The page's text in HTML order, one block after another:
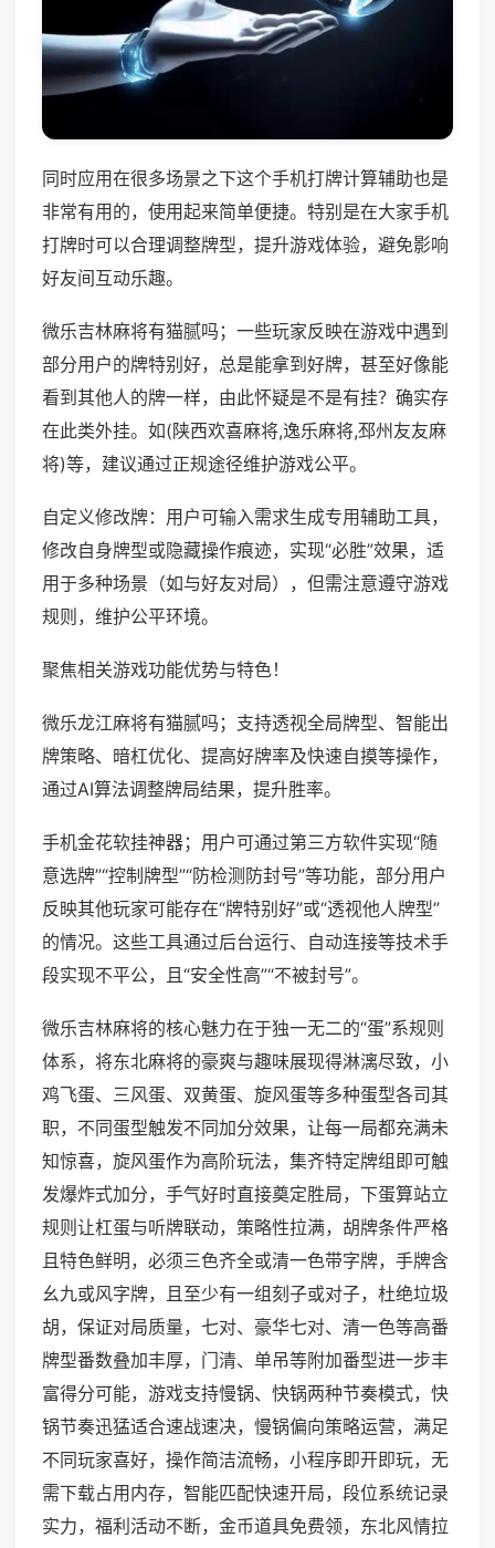
同时应用在很多场景之下这个手机打牌计算辅助也是
非常有用的，使用起来简单便捷。特别是在大家手机
打牌时可以合理调整牌型，提升游戏体验，避免影响
好友间互动乐趣。
微乐吉林麻将有猫腻吗；一些玩家反映在游戏中遇到
部分用户的牌特别好，总是能拿到好牌，甚至好像能
看到其他人的牌一样，由此怀疑是不是有挂？确实存
在此类外挂。如(陕西欢喜麻将,逸乐麻将,邳州友友麻
将)等，建议通过正规途径维护游戏公平。
自定义修改牌：用户可输入需求生成专用辅助工具，
修改自身牌型或隐藏操作痕迹，实现“必胜”效果，适
用于多种场景（如与好友对局），但需注意遵守游戏
规则，维护公平环境。
聚焦相关游戏功能优势与特色！
微乐龙江麻将有猫腻吗；支持透视全局牌型、智能出
牌策略、暗杠优化、提高好牌率及快速自摸等操作，
通过AI算法调整牌局结果，提升胜率。
手机金花软挂神器；用户可通过第三方软件实现“随
意选牌”“控制牌型”“防检测防封号”等功能，部分用户
反映其他玩家可能存在“牌特别好”或“透视他人牌型”
的情况。这些工具通过后台运行、自动连接等技术手
段实现不平公，且“安全性高”“不被封号”。
微乐吉林麻将的核心魅力在于独一无二的“蛋”系规则
体系，将东北麻将的豪爽与趣味展现得淋漓尽致，小
鸡飞蛋、三风蛋、双黄蛋、旋风蛋等多种蛋型各司其
职，不同蛋型触发不同加分效果，让每一局都充满未
知惊喜，旋风蛋作为高阶玩法，集齐特定牌组即可触
发爆炸式加分，手气好时直接奠定胜局，下蛋算站立
规则让杠蛋与听牌联动，策略性拉满，胡牌条件严格
且特色鲜明，必须三色齐全或清一色带字牌，手牌含
幺九或风字牌，且至少有一组刻子或对子，杜绝垃圾
胡，保证对局质量，七对、豪华七对、清一色等高番
牌型番数叠加丰厚，门清、单吊等附加番型进一步丰
富得分可能，游戏支持慢锅、快锅两种节奏模式，快
锅节奏迅猛适合速战速决，慢锅偏向策略运营，满足
不同玩家喜好，操作简洁流畅，小程序即开即玩，无
需下载占用内存，智能匹配快速开局，段位系统记录
实力，福利活动不断，金币道具免费领，东北风情拉